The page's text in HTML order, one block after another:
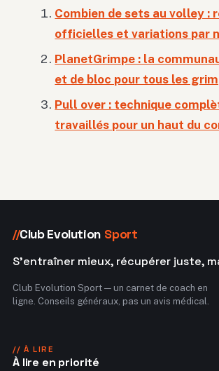
Combien de sets au volley :
officielles et variations par
PlanetGrimpe : la
et de bloc pour tous les
Pull over : technique
travaillés pour un haut du
//Club Evolution Sport
S'entraîner mieux, récupérer juste,
Club Evolution Sport — un carnet de coach en
ligne. Conseils généraux, pas un avis médical.
// À LIRE
À lire en priorité